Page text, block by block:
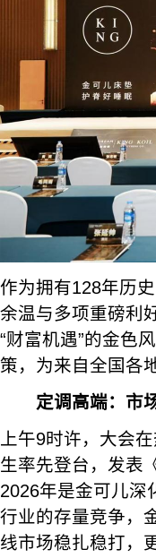
作为拥有128年历
余温与多项重磅利
“财富机遇”的金色
策，为来自全国各
定调高端：市
上午9时许，大会
生率先登台，发表
2026年是金可儿深
行业的存量竞争，
线市场稳扎稳打，